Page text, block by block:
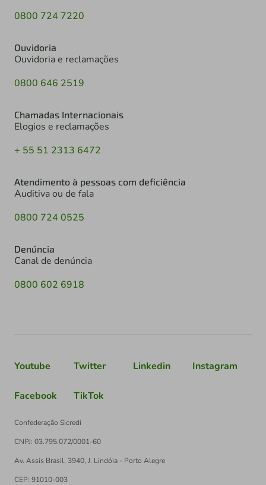
0800 724 7220
Ouvidoria
Ouvidoria e reclamações
0800 646 2519
Chamadas Internacionais
Elogios e reclamações
+ 55 51 2313 6472
Atendimento à pessoas com deficiência
Auditiva ou de fala
0800 724 0525
Denúncia
Canal de denúncia
0800 602 6918
Youtube Twitter Linkedin Instagram
Facebook TikTok
Confederação Sicredi
CNPJ: 03.795.072/0001-60
Av. Assis Brasil, 3940, J. Lindóia - Porto Alegre
CEP: 91010-003